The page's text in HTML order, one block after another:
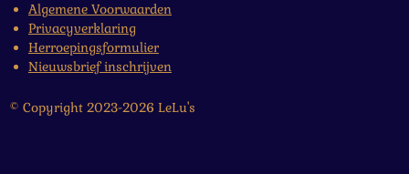
Algemene Voorwaarden
Privacyverklaring
Herroepingsformulier
Nieuwsbrief inschrijven
© Copyright 2023-2026 LeLu's